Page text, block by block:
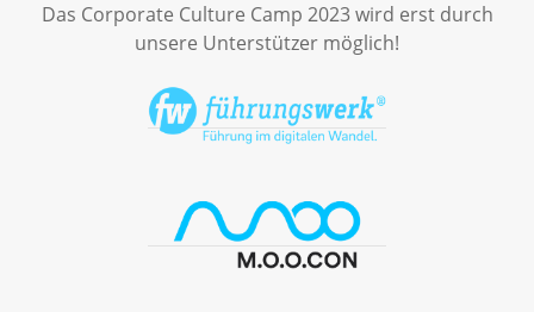
Das Corporate Culture Camp 2023 wird erst durch
unsere Unterstützer möglich!